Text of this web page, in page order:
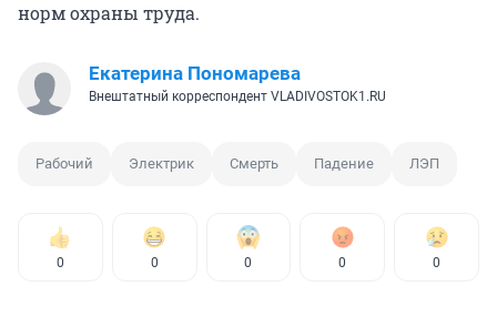
норм охраны труда.
Екатерина Пономарева
Внештатный корреспондент VLADIVOSTOK1.RU
Рабочий Электрик Смерть Падение ЛЭП
0 0 0 0 0